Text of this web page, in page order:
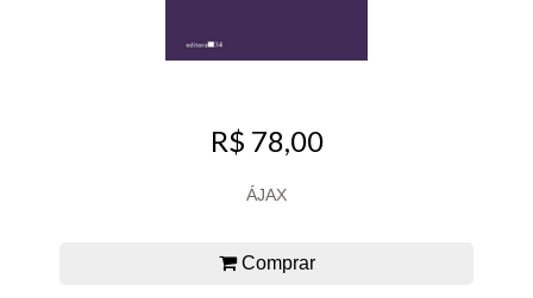
R$ 78,00
ÁJAX
Comprar